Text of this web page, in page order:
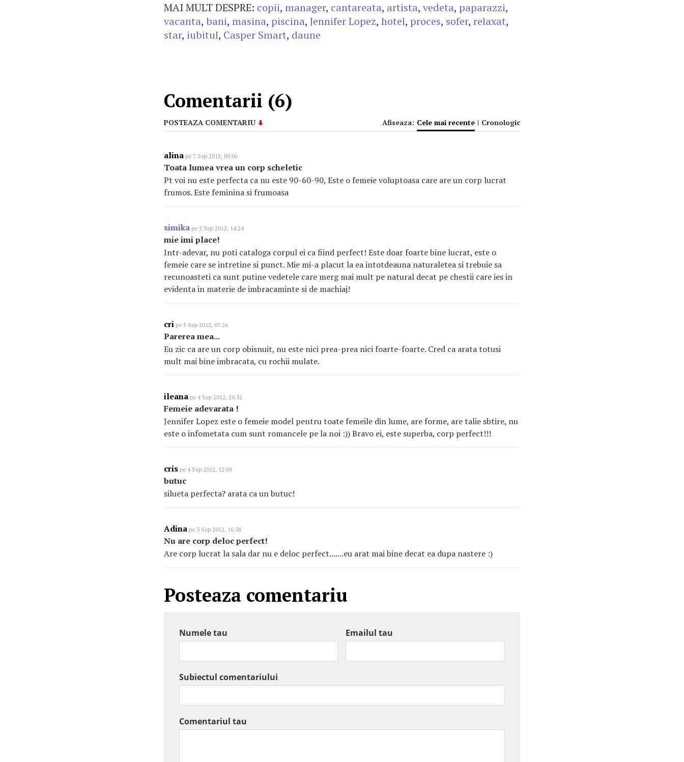
MAI MULT DESPRE: copii, manager, cantareata, artista, vedeta, paparazzi,
vacanta, bani, masina, piscina, Jennifer Lopez, hotel, proces, sofer, relaxat,
star, iubitul, Casper Smart, daune
Comentarii (6)
POSTEAZA COMENTARIU Afiseaza: Cele mai recente | Cronologic
alina pe 7 Sep 2012, 00:06
Toata lumea vrea un corp scheletic
Pt voi nu este perfecta ca nu este 90-60-90, Este o femeie voluptoasa care are un corp lucrat
frumos. Este feminina si frumoasa
simika pe 5 Sep 2012, 14:24
mie imi place!
Intr-adevar, nu poti cataloga corpul ei ca fiind perfect! Este doar foarte bine lucrat, este o
femeie care se intretine si punct. Mie mi-a placut la ea intotdeauna naturaletea si trebuie sa
recunoasteti ca sunt putine vedetele care merg mai mult pe natural decat pe chestii care ies in
evidenta in materie de imbracaminte si de machiaj!
cri pe 5 Sep 2012, 07:26
Parerea mea...
Eu zic ca are un corp obisnuit, nu este nici prea-prea nici foarte-foarte. Cred ca arata totusi
mult mai bine imbracata, cu rochii mulate.
ileana pe 4 Sep 2012, 20:31
Femeie adevarata !
Jennifer Lopez este o femeie model pentru toate femeile din lume, are forme, are talie sbtire, nu
este o infometata cum sunt romancele pe la noi :)) Bravo ei, este superba, corp perfect!!!
cris pe 4 Sep 2012, 12:09
butuc
silueta perfecta? arata ca un butuc!
Adina pe 3 Sep 2012, 16:38
Nu are corp deloc perfect!
Are corp lucrat la sala dar nu e deloc perfect.......eu arat mai bine decat ea dupa nastere :)
Posteaza comentariu
Numele tau Emailul tau
Subiectul comentariului
Comentariul tau